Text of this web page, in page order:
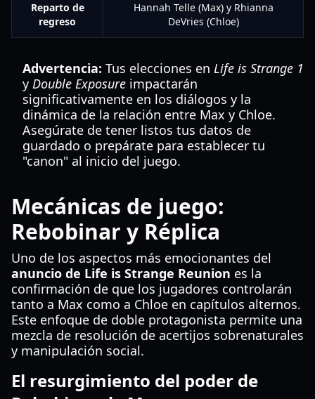
Reparto de
regreso
Hannah Telle (Max) y Rhianna
DeVries (Chloe)
Advertencia: Tus elecciones en Life is Strange 1
y Double Exposure impactarán
significativamente en los diálogos y la
dinámica de la relación entre Max y Chloe.
Asegúrate de tener listos tus datos de
guardado o prepárate para establecer tu
"canon" al inicio del juego.
Mecánicas de juego:
Rebobinar y Réplica
Uno de los aspectos más emocionantes del
anuncio de Life is Strange Reunion es la
confirmación de que los jugadores controlarán
tanto a Max como a Chloe en capítulos alternos.
Este enfoque de doble protagonista permite una
mezcla de resolución de acertijos sobrenaturales
y manipulación social.
El resurgimiento del poder de